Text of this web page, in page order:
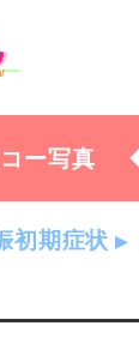
ー写真
初期症状